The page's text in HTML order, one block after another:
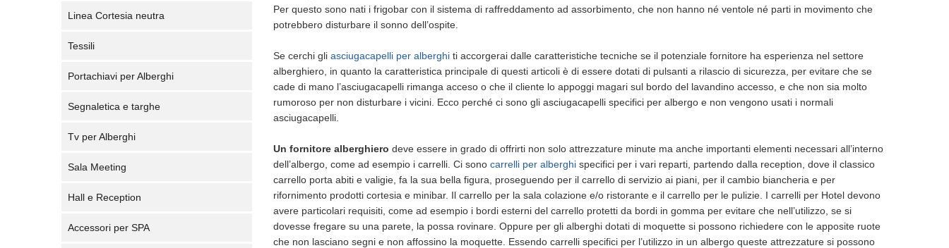
Linea Cortesia neutra
Tessili
Portachiavi per Alberghi
Segnaletica e targhe
Tv per Alberghi
Sala Meeting
Hall e Reception
Accessori per SPA
Per questo sono nati i frigobar con il sistema di raffreddamento ad assorbimento, che non hanno né ventole né parti in movimento che
potrebbero disturbare il sonno dell’ospite.
Se cerchi gli asciugacapelli per alberghi ti accorgerai dalle caratteristiche tecniche se il potenziale fornitore ha esperienza nel settore
alberghiero, in quanto la caratteristica principale di questi articoli è di essere dotati di pulsanti a rilascio di sicurezza, per evitare che se
cade di mano l’asciugacapelli rimanga acceso o che il cliente lo appoggi magari sul bordo del lavandino accesso, e che non sia molto
rumoroso per non disturbare i vicini. Ecco perché ci sono gli asciugacapelli specifici per albergo e non vengono usati i normali
asciugacapelli.
Un fornitore alberghiero deve essere in grado di offrirti non solo attrezzature minute ma anche importanti elementi necessari all’interno
dell’albergo, come ad esempio i carrelli. Ci sono carrelli per alberghi specifici per i vari reparti, partendo dalla reception, dove il classico
carrello porta abiti e valigie, fa la sua bella figura, proseguendo per il carrello di servizio ai piani, per il cambio biancheria e per
rifornimento prodotti cortesia e minibar. Il carrello per la sala colazione e/o ristorante e il carrello per le pulizie. I carrelli per Hotel devono
avere particolari requisiti, come ad esempio i bordi esterni del carrello protetti da bordi in gomma per evitare che nell’utilizzo, se si
dovesse fregare su una parete, la possa rovinare. Oppure per gli alberghi dotati di moquette si possono richiedere con le apposite ruote
che non lasciano segni e non affossino la moquette. Essendo carrelli specifici per l’utilizzo in un albergo queste attrezzature si possono